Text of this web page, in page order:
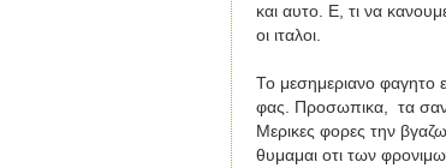
και αυτο. Ε, τι να
οι ιταλοι.
Το μεσημεριανο φαγητο
φας. Προσωπικα, τα
Μερικες φορες την
θυμαμαι οτι των